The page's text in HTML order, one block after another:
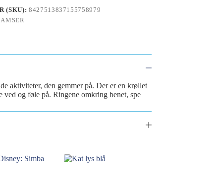
(SKU): 8427513837155758979
aktiviteter, den gemmer på. Der er en krøllet
ved og føle på. Ringene omkring benet, spe